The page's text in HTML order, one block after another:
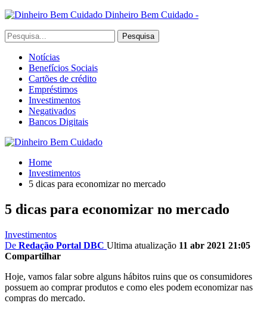
Dinheiro Bem Cuidado -
Notícias
Benefícios Sociais
Cartões de crédito
Empréstimos
Investimentos
Negativados
Bancos Digitais
Home
Investimentos
5 dicas para economizar no mercado
5 dicas para economizar no mercado
Investimentos
De Redação Portal DBC Ultima atualização 11 abr 2021 21:05
Compartilhar
Hoje, vamos falar sobre alguns hábitos ruins que os consumidores
possuem ao comprar produtos e como eles podem economizar nas
compras do mercado.